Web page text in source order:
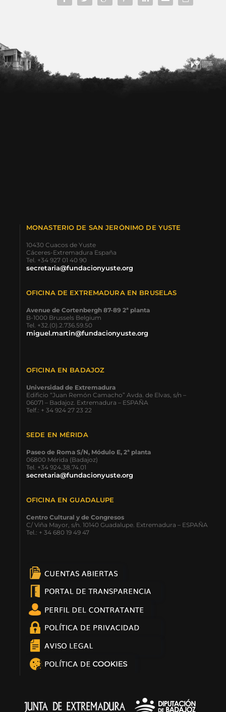
MONASTERIO DE SAN JERÓNIMO DE YUSTE
10430 Cuacos de Yuste
Cáceres-Extremadura España
Tel. +34 927 01 40 90
secretaria@fundacionyuste.org
OFICINA DE EXTREMADURA EN BRUSELAS
Avenue de Cortenbergh 87-89 2ª planta
B-1000 Brussels Belgium
Tel. +32.(0).2.736.59.50
miguel.martin@fundacionyuste.org
OFICINA EN BADAJOZ
Universidad de Extremadura
Edificio “Juan Remón Camacho” Avda. de Elvas, s/n –
06071 – Badajoz. Extremadura – ESPAÑA
Telf.: + 34 924 27 23 22
SEDE EN MÉRIDA
Paseo de Roma S/N, Módulo E, 2ª planta
06800 Mérida (Badajoz)
Tel. +34 924.38.74.01
secretaria@fundacionyuste.org
OFICINA EN GUADALUPE
Centro Cultural y de Congresos
C/ Viña Mayor, s/n. 10140 Guadalupe. Extremadura – ESPAÑA
Tel.: + 34 680 19 49 47